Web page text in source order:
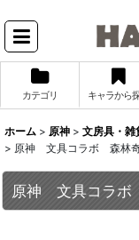
カテゴリ キャラから
ホーム > 原神 > 文房具・雑
> 原神 文具コラボ 森林
原神 文具コラ